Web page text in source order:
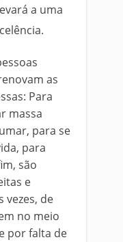
a uma
as
Para
massa
para se
para
são
e
vezes, de
no meio
por falta de